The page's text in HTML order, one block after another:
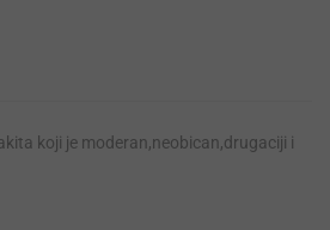
koji je moderan,neobican,drugaciji i